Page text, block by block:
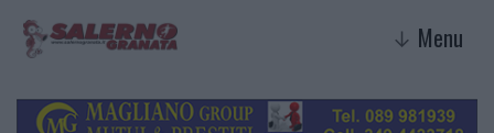
↓ Menu